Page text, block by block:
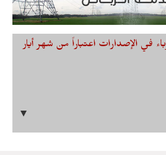
في الإصدارات اعتباراً من شهر أيار
▼